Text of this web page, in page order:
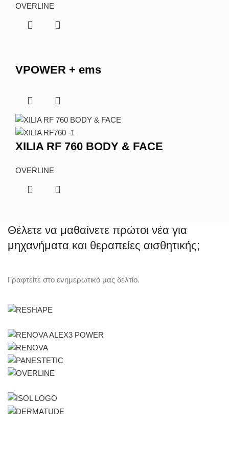
OVERLINE
VPOWER + ems
XILIA RF 760 BODY & FACE
OVERLINE
Θέλετε να μαθαίνετε πρώτοι νέα για
μηχανήματα και θεραπείες αισθητικής;
Γραφτείτε στο ενημερωτικό μας δελτίο.